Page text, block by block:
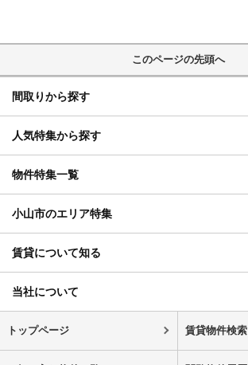
このページの先頭へ
間取りから探す
人気特集から探す
物件特集一覧
小山市のエリア特集
賃貸について知る
当社について
トップページ 賃貸物件検索